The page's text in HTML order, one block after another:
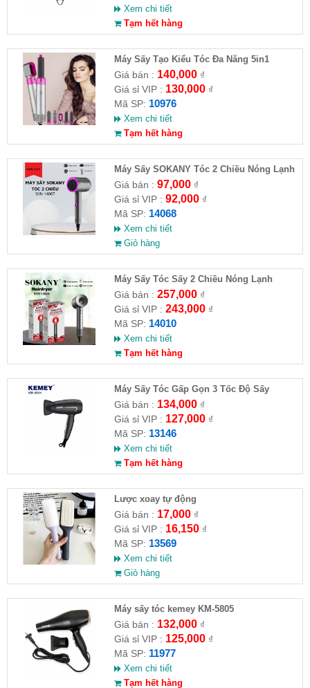
Xem chi tiết
Tạm hết hàng
Máy Sấy Tạo Kiểu Tóc Đa Năng 5in1
Giá bán : 140,000₫
Giá sỉ VIP : 130,000₫
Mã SP: 10976
Xem chi tiết
Tạm hết hàng
Máy Sấy SOKANY Tóc 2 Chiều Nóng Lạnh
800W SKN-14068
Giá bán : 97,000₫
Giá sỉ VIP : 92,000₫
Mã SP: 14068
Xem chi tiết
Giỏ hàng
Máy Sấy Tóc Sấy 2 Chiều Nóng Lạnh
SOKANY SKN-14010
Giá bán : 257,000₫
Giá sỉ VIP : 243,000₫
Mã SP: 14010
Xem chi tiết
Tạm hết hàng
Máy Sấy Tóc Gấp Gọn 3 Tốc Độ Sấy
Kemey KM 6834
Giá bán : 134,000₫
Giá sỉ VIP : 127,000₫
Mã SP: 13146
Xem chi tiết
Tạm hết hàng
Lược xoay tự động
Giá bán : 17,000₫
Giá sỉ VIP : 16,150₫
Mã SP: 13569
Xem chi tiết
Giỏ hàng
Máy sấy tóc kemey KM-5805
Giá bán : 132,000₫
Giá sỉ VIP : 125,000₫
Mã SP: 11977
Xem chi tiết
Tạm hết hàng